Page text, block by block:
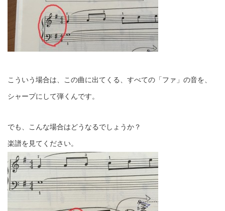
こういう場合は、この曲に出てくる、すべての「ファ」の音を、
シャープにして弾くんです。
でも、こんな場合はどうなるでしょうか？
楽譜を見てください。